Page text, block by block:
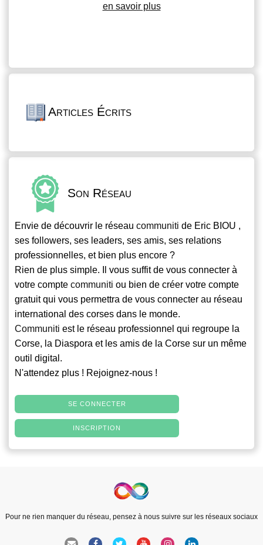
en savoir plus
Articles Écrits
Son Réseau
Envie de découvrir le réseau communiti de Eric BIOU ,
ses followers, ses leaders, ses amis, ses relations
professionnelles, et bien plus encore ?
Rien de plus simple. Il vous suffit de vous connecter à
votre compte communiti ou bien de créer votre compte
gratuit qui vous permettra de vous connecter au réseau
international des corses dans le monde.
Communiti est le réseau professionnel qui regroupe la
Corse, la Diaspora et les amis de la Corse sur un même
outil digital.
N'attendez plus ! Rejoignez-nous !
SE CONNECTER
INSCRIPTION
Pour ne rien manquer du réseau, pensez à nous suivre sur les réseaux sociaux